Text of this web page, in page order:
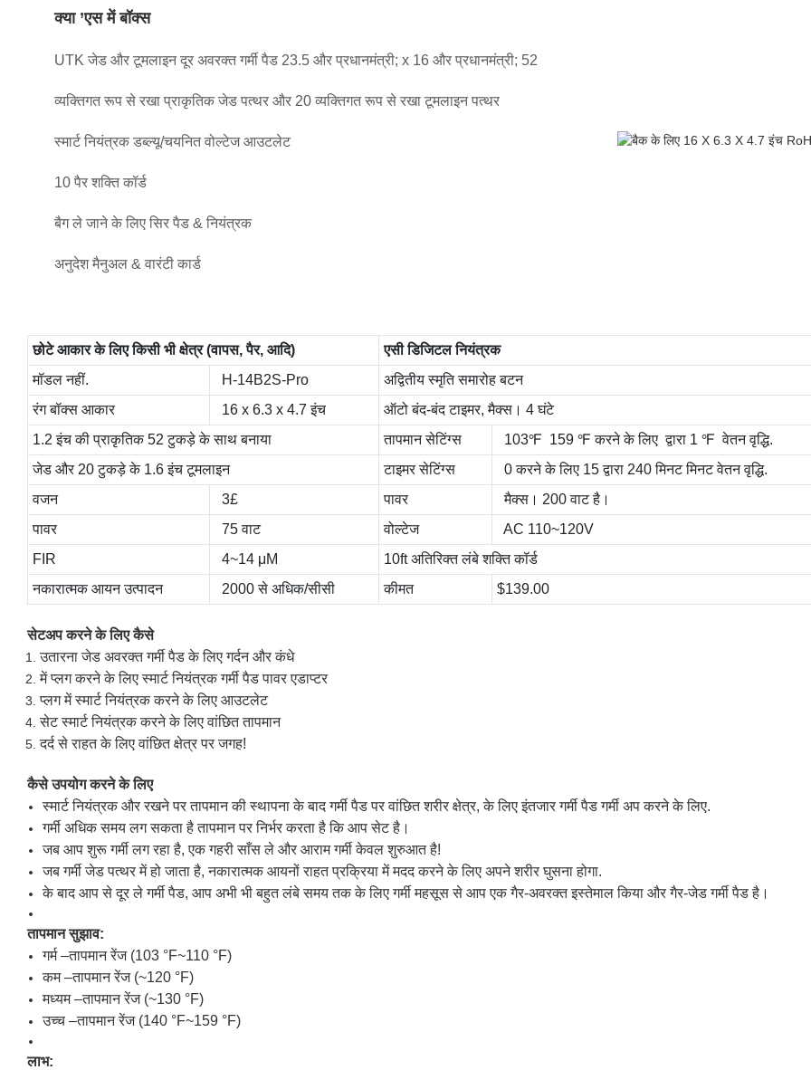
क्या ’एस में बॉक्स
UTK जेड और टूमलाइन दूर अवरक्त गर्मी पैड 23.5 और प्रधानमंत्री; x 16 और प्रधानमंत्री; 52
व्यक्तिगत रूप से रखा प्राकृतिक जेड पत्थर और 20 व्यक्तिगत रूप से रखा टूमलाइन पत्थर
स्मार्ट नियंत्रक डब्ल्यू/चयनित वोल्टेज आउटलेट
10 पैर शक्ति कॉर्ड
बैग ले जाने के लिए सिर पैड & नियंत्रक
अनुदेश मैनुअल & वारंटी कार्ड
छोटे आकार के लिए किसी भी क्षेत्र (वापस, पैर, आदि)
एसी डिजिटल नियंत्रक
मॉडल नहीं.
H-14B2S-Pro
अद्वितीय स्मृति समारोह बटन
रंग बॉक्स आकार
16 x 6.3 x 4.7 इंच
ऑटो बंद-बंद टाइमर, मैक्स। 4 घंटे
1.2 इंच की प्राकृतिक 52 टुकड़े के साथ बनाया
तापमान सेटिंग्स
103℉ 159 ℉ करने के लिए द्वारा 1 ℉ वेतन वृद्धि.
जेड और 20 टुकड़े के 1.6 इंच टूमलाइन
टाइमर सेटिंग्स
0 करने के लिए 15 द्वारा 240 मिनट मिनट वेतन वृद्धि.
वजन
3£ पावर
मैक्स। 200 वाट है।
पावर
75 वाट वोल्टेज
AC 110~120V
FIR
4~14 μM
10ft अतिरिक्त लंबे शक्ति कॉर्ड
नकारात्मक आयन उत्पादन
2000 से अधिक/सीसी कीमत $139.00
सेटअप करने के लिए कैसे
उतारना जेड अवरक्त गर्मी पैड के लिए गर्दन और कंधे
में प्लग करने के लिए स्मार्ट नियंत्रक गर्मी पैड पावर एडाप्टर
प्लग में स्मार्ट नियंत्रक करने के लिए आउटलेट
सेट स्मार्ट नियंत्रक करने के लिए वांछित तापमान
दर्द से राहत के लिए वांछित क्षेत्र पर जगह!
कैसे उपयोग करने के लिए
स्मार्ट नियंत्रक और रखने पर तापमान की स्थापना के बाद गर्मी पैड पर वांछित शरीर क्षेत्र, के लिए इंतजार गर्मी पैड गर्मी अप करने के लिए.
गर्मी अधिक समय लग सकता है तापमान पर निर्भर करता है कि आप सेट है।
जब आप शुरू गर्मी लग रहा है, एक गहरी साँस ले और आराम गर्मी केवल शुरुआत है!
जब गर्मी जेड पत्थर में हो जाता है, नकारात्मक आयनों राहत प्रक्रिया में मदद करने के लिए अपने शरीर घुसना होगा.
के बाद आप से दूर ले गर्मी पैड, आप अभी भी बहुत लंबे समय तक के लिए गर्मी महसूस से आप एक गैर-अवरक्त इस्तेमाल किया और गैर-जेड गर्मी पैड है।
तापमान सुझाव:
गर्म –तापमान रेंज (103 °F~110 °F)
कम –तापमान रेंज (~120 °F)
मध्यम –तापमान रेंज (~130 °F)
उच्च –तापमान रेंज (140 °F~159 °F)
लाभ: